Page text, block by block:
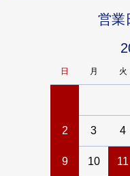
営業
日 月 火
2 3 4
9 10 11